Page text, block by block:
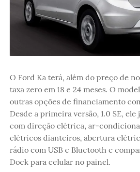
O Ford Ka terá, além do preço de
taxa zero em 18 e 24 meses. O
outras opções de financiamento
Desde a primeira versão, 1.0 SE, ele
com direção elétrica, ar-
elétricos dianteiros, abertura
rádio com USB e Bluetooth e
Dock para celular no painel.